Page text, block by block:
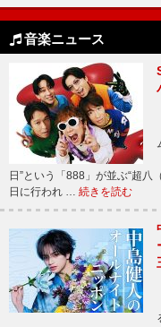
音楽ニュース
日”という「888」が並ぶ“超八
日に行われ … 続きを読む